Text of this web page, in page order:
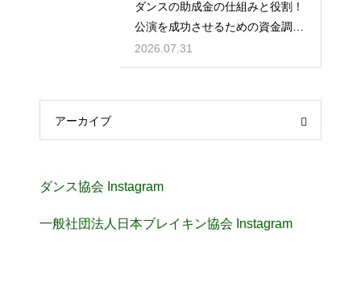
ダンスの助成金の仕組みと役割！
公演を成功させるための資金調達
のノウハウ
2026.07.31
アーカイブ
ダンス協会 Instagram
一般社団法人日本ブレイキン協会 Instagram